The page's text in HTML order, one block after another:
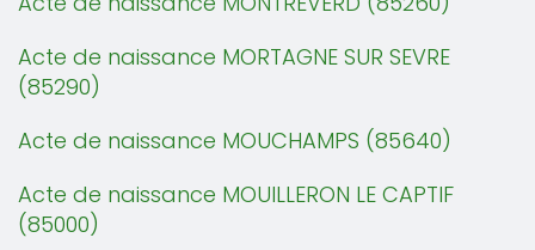
Acte de naissance MORTAGNE SUR SEVRE
(85290)
Acte de naissance MOUCHAMPS (85640)
Acte de naissance MOUILLERON LE CAPTIF
(85000)